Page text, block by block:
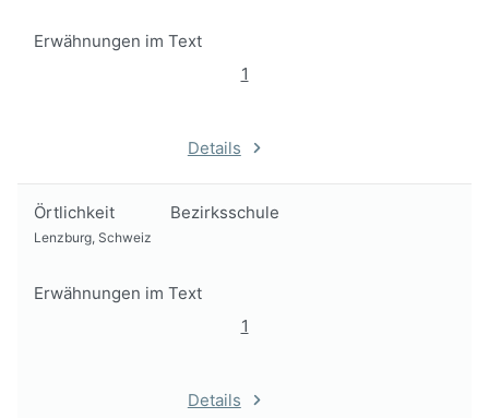
Erwähnungen im Text
1
Details
Örtlichkeit Bezirksschule
Lenzburg, Schweiz
Erwähnungen im Text
1
Details